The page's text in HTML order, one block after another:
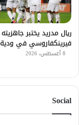
ريال مدريد يختبر
فيرينكفاروسي في
8 أغسطس، 2026
Social